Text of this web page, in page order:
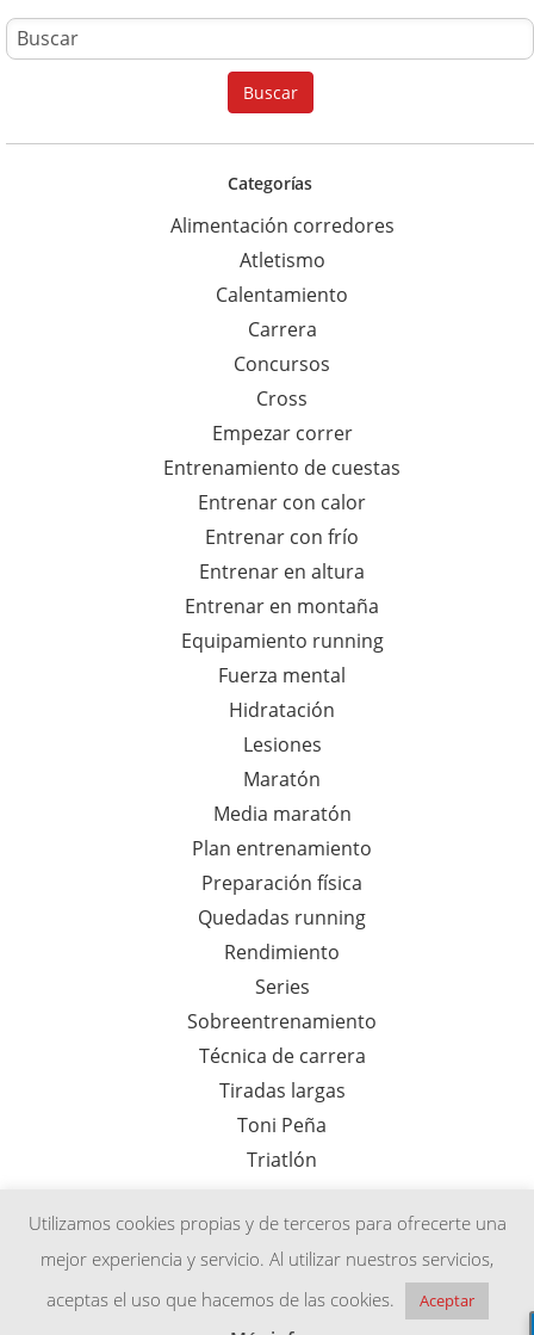
u
s
c
p
a
r
a
:
Buscar
Categorías
Alimentación corredores
Atletismo
Calentamiento
Carrera
Concursos
Cross
Empezar correr
Entrenamiento de cuestas
Entrenar con calor
Entrenar con frío
Entrenar en altura
Entrenar en montaña
Equipamiento running
Fuerza mental
Hidratación
Lesiones
Maratón
Media maratón
Plan entrenamiento
Preparación física
Quedadas running
Rendimiento
Series
Sobreentrenamiento
Técnica de carrera
Tiradas largas
Toni Peña
Triatlón
Afiliados
Renovación cuota entrenamiento
Utilizamos cookies propias y de terceros para ofrecerte una
mejor experiencia y servicio. Al utilizar nuestros servicios,
aceptas el uso que hacemos de las cookies.
Aceptar